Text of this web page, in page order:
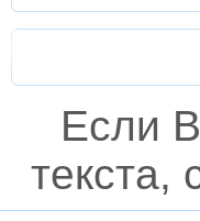
Если
текста,